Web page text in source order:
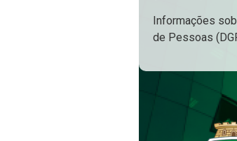
Informações
de Pessoas